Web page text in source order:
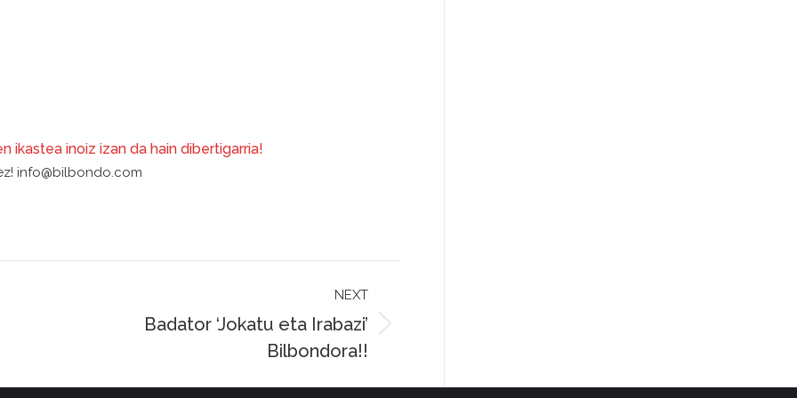
ikastea inoiz izan da hain dibertigarria!
info@bilbondo.com
NEXT
Badator ‘Jokatu eta Irabazi’
Bilbondora!!